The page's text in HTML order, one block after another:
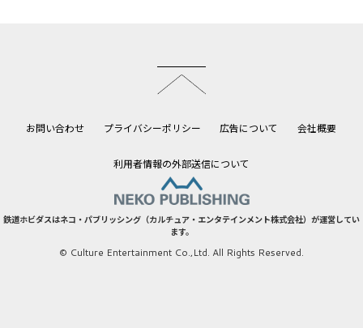
お問い合わせ プライバシーポリシー 広告について 会社概要
利用者情報の外部送信について
鉄道ホビダスはネコ・パブリッシング（カルチュア・エンタテインメント株式会社）が運営してい
ます。
© Culture Entertainment Co.,Ltd. All Rights Reserved.